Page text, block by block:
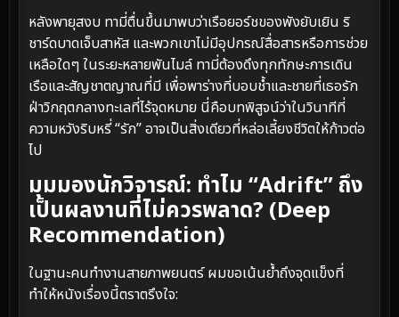
หลังพายุสงบ ทามี่ตื่นขึ้นมาพบว่าเรือยอร์ชของพังยับเยิน ริ
ชาร์ดบาดเจ็บสาหัส และพวกเขาไม่มีอุปกรณ์สื่อสารหรือการช่วย
เหลือใดๆ ในระยะหลายพันไมล์ ทามี่ต้องดึงทุกทักษะการเดิน
เรือและสัญชาตญาณที่มี เพื่อพาร่างที่บอบช้ำและชายที่เธอรัก
ฝ่าวิกฤตกลางทะเลที่ไร้จุดหมาย นี่คือบทพิสูจน์ว่าในวินาทีที่
ความหวังริบหรี่ “รัก” อาจเป็นสิ่งเดียวที่หล่อเลี้ยงชีวิตให้ก้าวต่อ
ไป
มุมมองนักวิจารณ์: ทำไม “Adrift” ถึง
เป็นผลงานที่ไม่ควรพลาด? (Deep
Recommendation)
ในฐานะคนทำงานสายภาพยนตร์ ผมขอเน้นย้ำถึงจุดแข็งที่
ทำให้หนังเรื่องนี้ตราตรึงใจ: